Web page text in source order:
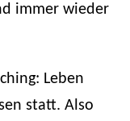
immer wieder
Leben
statt. Also